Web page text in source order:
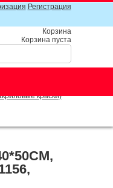
Регистрация
Корзина
Корзина пуста
краски)